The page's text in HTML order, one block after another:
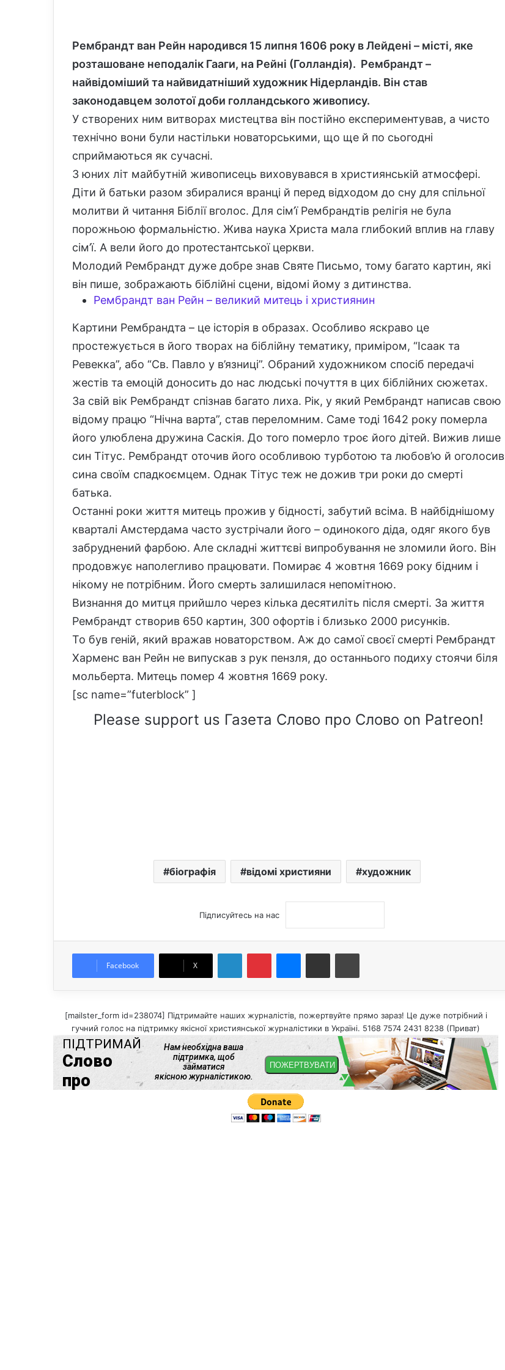
Рембрандт ван Рейн народився 15 липня 1606 року в Лейдені – місті, яке
розташоване неподалік Гааги, на Рейні (Голландія). Рембрандт –
найвідоміший та найвидатніший художник Нідерландів. Він став
законодавцем золотої доби голландського живопису.
У створених ним витворах мистецтва він постійно експериментував, а чисто
технічно вони були настільки новаторськими, що ще й по сьогодні
сприймаються як сучасні.
З юних літ майбутній живописець виховувався в християнській атмосфері.
Діти й батьки разом збиралися вранці й перед відходом до сну для спільної
молитви й читання Біблії вголос. Для сім’ї Рембрандтів релігія не була
порожньою формальністю. Жива наука Христа мала глибокий вплив на главу
сім’ї. А вели його до протестантської церкви.
Молодий Рембрандт дуже добре знав Святе Письмо, тому багато картин, які
він пише, зображають біблійні сцени, відомі йому з дитинства.
Рембрандт ван Рейн – великий митець і християнин
Картини Рембрандта – це історія в образах. Особливо яскраво це
простежується в його творах на біблійну тематику, приміром, “Ісаак та
Ревекка”, або “Св. Павло у в’язниці”. Обраний художником спосіб передачі
жестів та емоцій доносить до нас людські почуття в цих біблійних сюжетах.
За свій вік Рембрандт спізнав багато лиха. Рік, у який Рембрандт написав свою
відому працю “Нічна варта”, став переломним. Саме тоді 1642 року померла
його улюблена дружина Саскія. До того померло троє його дітей. Вижив лише
син Тітус. Рембрандт оточив його особливою турботою та любов’ю й оголосив
сина своїм спадкоємцем. Однак Тітус теж не дожив три роки до смерті
батька.
Останні роки життя митець прожив у бідності, забутий всіма. В найбіднішому
кварталі Амстердама часто зустрічали його – одинокого діда, одяг якого був
забруднений фарбою. Але складні життєві випробування не зломили його. Він
продовжує наполегливо працювати. Помирає 4 жовтня 1669 року бідним і
нікому не потрібним. Його смерть залишилася непомітною.
Визнання до митця прийшло через кілька десятиліть після смерті. За життя
Рембрандт створив 650 картин, 300 офортів і близько 2000 рисунків.
То був геній, який вражав новаторством. Аж до самої своєї смерті Рембрандт
Харменс ван Рейн не випускав з рук пензля, до останнього подиху стоячи біля
мольберта. Митець помер 4 жовтня 1669 року.
[sc name=”futerblock” ]
Please support us Газета Слово про Слово on Patreon!
біографія відомі християни художник
Підписуйтесь на нас
Facebook X
Поділитися електронною поштою
[mailster_form id=238074] Підтримайте наших журналістів, пожертвуйте прямо зараз! Це дуже потрібний і
гучний голос на підтримку якісної християнської журналістики в Україні. 5168 7574 2431 8238 (Приват)